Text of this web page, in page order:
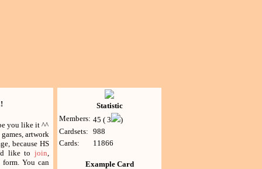
you like it ^^
artwork
because HS
like to join,
You can
Statistic
Members: 45 ( 3
)
Cardsets: 988
Cards:
11866
Example Card